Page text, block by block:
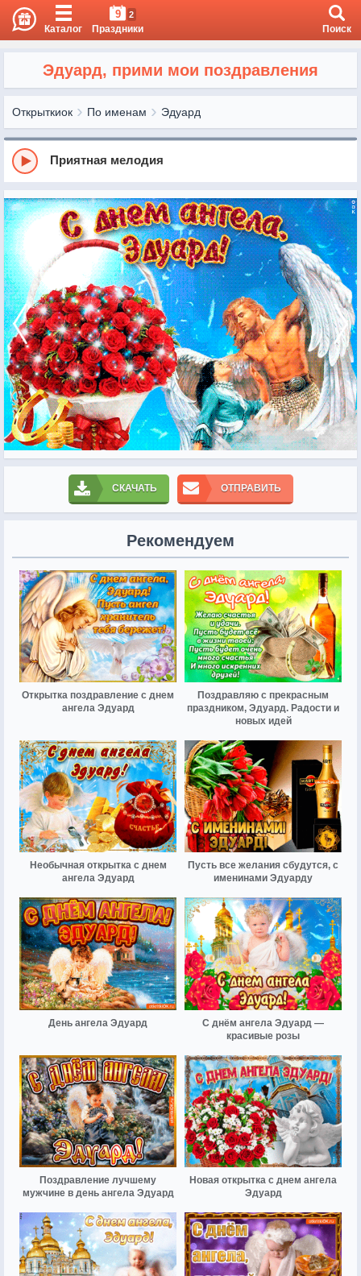
Каталог
9 2
Праздники Поиск
Эдуард, прими мои поздравления
Открыткиок По именам Эдуард
Приятная мелодия
СКАЧАТЬ ОТПРАВИТЬ
Рекомендуем
Открытка поздравление с днем
ангела Эдуард
Поздравляю с прекрасным
праздником, Эдуард. Радости и
новых идей
Необычная открытка с днем
ангела Эдуард
Пусть все желания сбудутся, с
именинами Эдуарду
День ангела Эдуард
С днём ангела Эдуард —
красивые розы
Поздравление лучшему
мужчине в день ангела Эдуард
Новая открытка с днем ангела
Эдуард